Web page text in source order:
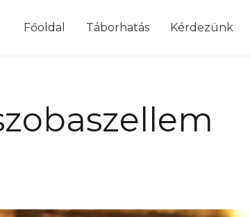
Főoldal Táborhatás Kérdezünk